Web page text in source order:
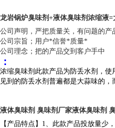
龙岩锅炉臭味剂+液体臭味剂浓缩液
公司声明， 严把质量关， 有问题的产
公司宗旨；用户*信誉*质量*
公司理念；把的产品交到客户手中
：
浓缩臭味剂此款产品为防丢水剂，
见到的防丢水剂普遍都是大蒜味的
液体臭味剂 臭味剂厂家液体臭味剂
【产品特点】1、此款产品投放量